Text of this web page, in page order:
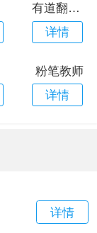
有道翻译官手机版
详情
粉笔教师
详情
详情